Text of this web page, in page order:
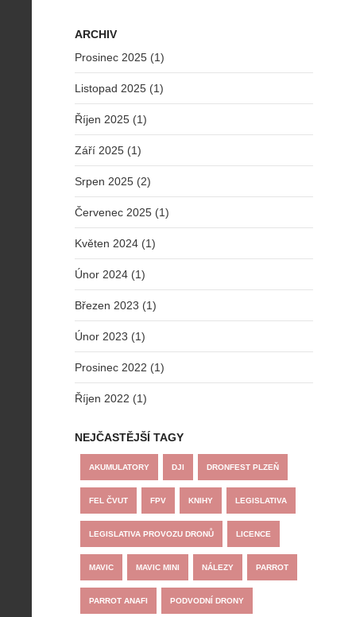
ARCHIV
Prosinec 2025 (1)
Listopad 2025 (1)
Říjen 2025 (1)
Září 2025 (1)
Srpen 2025 (2)
Červenec 2025 (1)
Květen 2024 (1)
Únor 2024 (1)
Březen 2023 (1)
Únor 2023 (1)
Prosinec 2022 (1)
Říjen 2022 (1)
NEJČASTĚJŠÍ TAGY
AKUMULATORY DJI DRONFEST PLZEŇ
FEL ČVUT FPV KNIHY LEGISLATIVA
LEGISLATIVA PROVOZU DRONŮ LICENCE
MAVIC MAVIC MINI NÁLEZY PARROT
PARROT ANAFI PODVODNÍ DRONY